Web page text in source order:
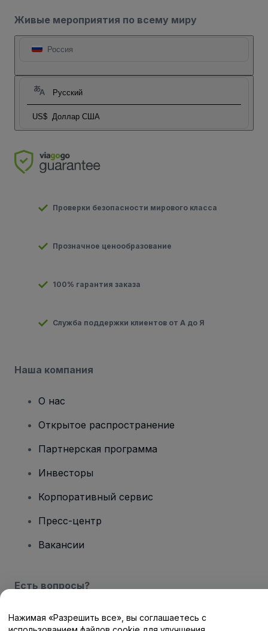
Живые мероприятия по всему миру
Россия
Русский
US$ Доллар США
Проверки безопасности мирового класса
Прозначное ценообразование
100% гарантия заказа
Служба поддержки клиентов от А до Я
Наша компания
О нас
Открытое распространение
Партнерская программа
Инвесторы
Корпоративный сервис
Пресс-центр
Вакансии
Есть вопросы?
Центр помощи / Свяжитесь с нами
Нажимая «Разрешить все», вы соглашаетесь с